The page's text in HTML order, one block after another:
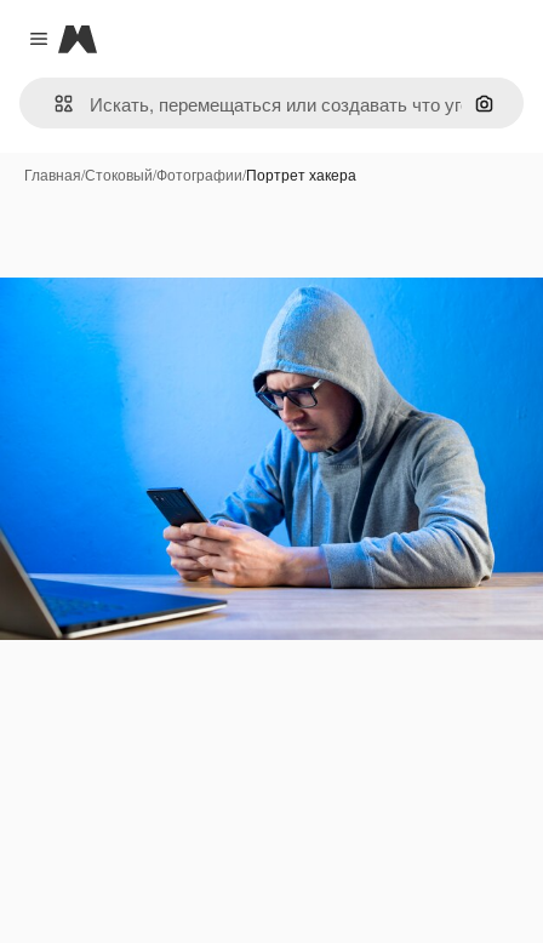
Close menu
Magnific
Поиск
Главная/Стоковый/Фотографии/Портрет хакера